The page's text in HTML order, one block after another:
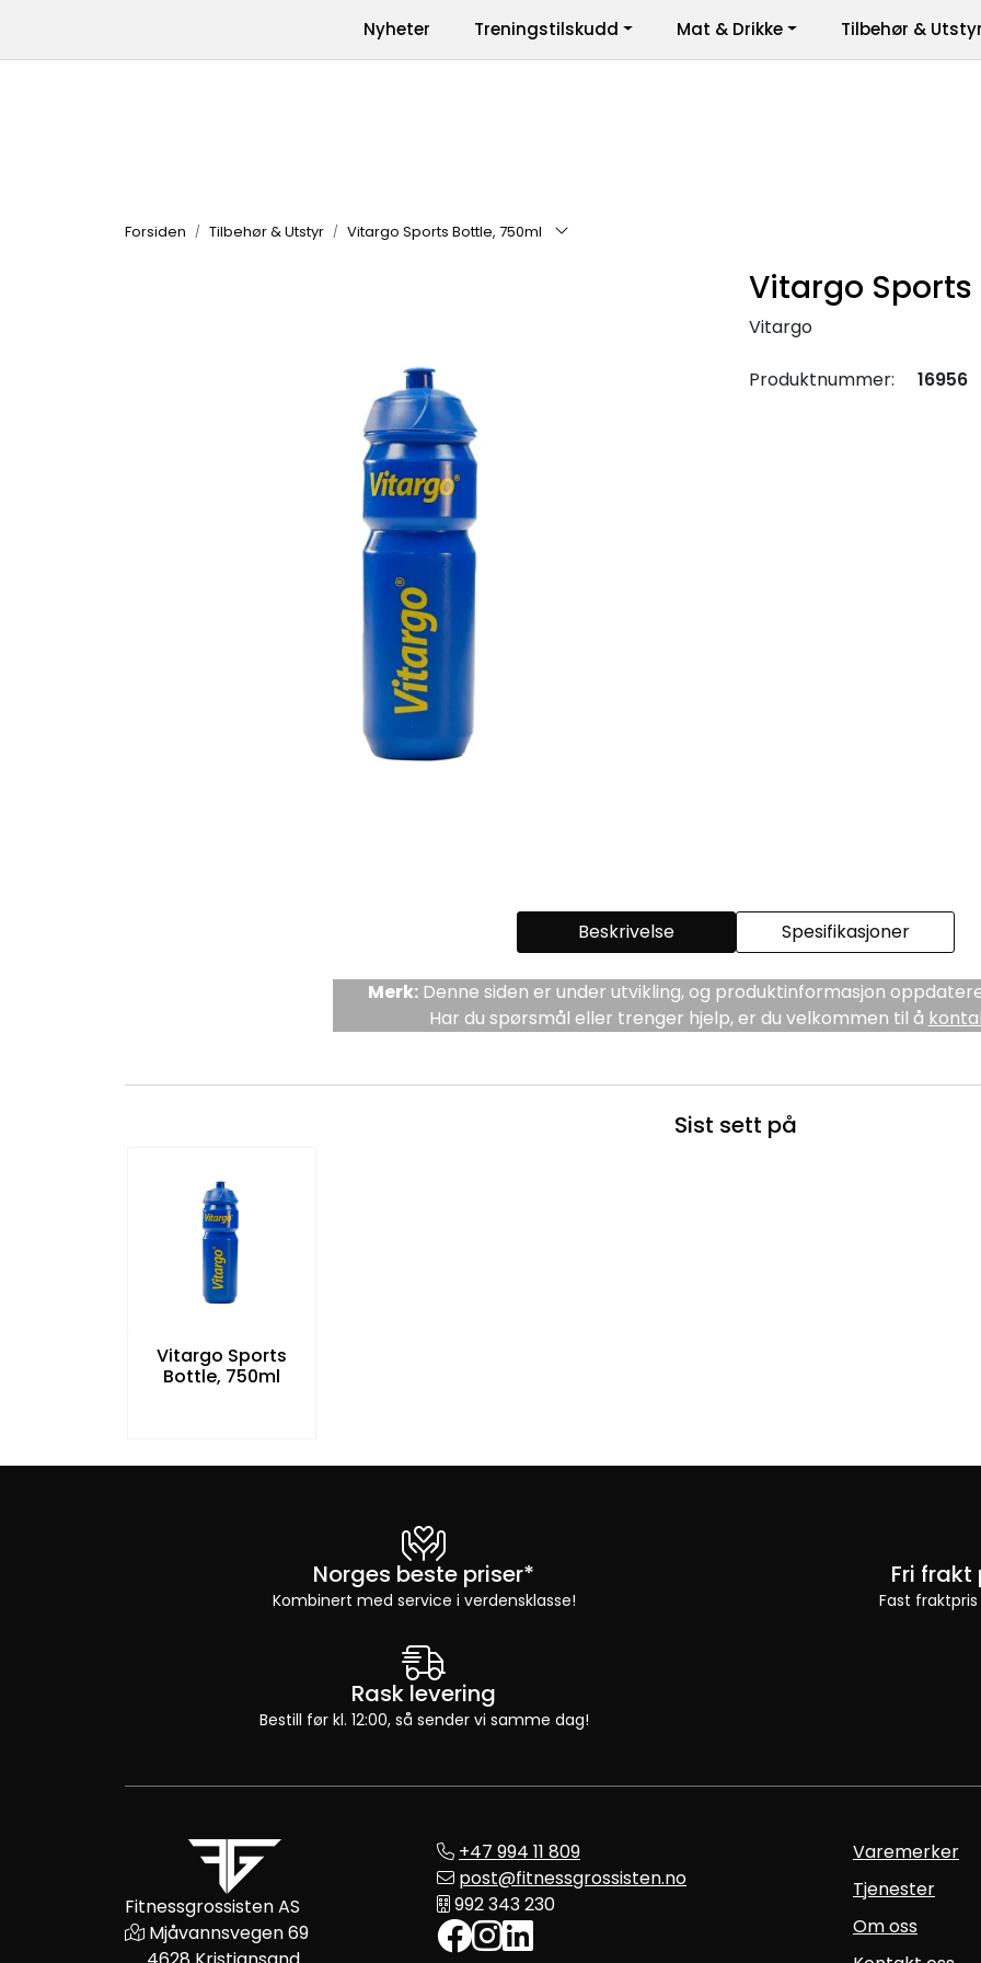
Produkter | Varemerker
Nyheter Treningstilskudd Mat & Drikke Tilbehør & Utstyr
Forsiden Tilbehør & Utstyr Vitargo Sports Bottle, 750ml
Vitargo Sports
Vitargo
Produktnummer: 16956
Beskrivelse Spesifikasjoner
Merk:Denne siden er under utvikling, og produktinformasjon
Har du spørsmål eller trenger hjelp, er du velkommen til å
Sist sett på
Vitargo Sports
Bottle, 750ml
Norges beste priser*
Kombinert med service i verdensklasse!
Fri
Fast
Rask levering
Bestill før kl. 12:00, så sender vi samme dag!
Fitnessgrossisten AS
Mjåvannsvegen 69
+47 994 11 809
post@fitnessgrossisten.no
992 343 230
Varemerker
Tjenester
Om oss